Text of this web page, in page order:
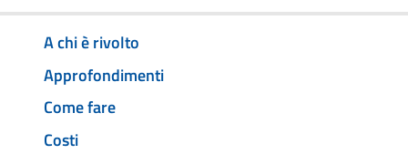
A chi è rivolto
Approfondimenti
Come fare
Costi